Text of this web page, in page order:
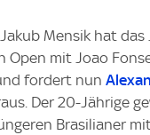
Mensik hat
Open mit Joao
fordert nun
Der 20-Jährige
Brasilianer